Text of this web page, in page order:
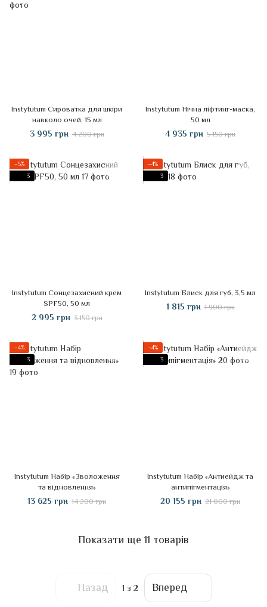
Instytutum Сироватка для шкіри
навколо очей, 15 мл
3 995 грн 4 200 грн
Instytutum Нічна ліфтинг-маска,
50 мл
4 935 грн 5 150 грн
−5%
3
Instytutum Сонцезахисний крем
SPF50, 50 мл
2 995 грн 3 150 грн
−4%
3
Instytutum Блиск для губ, 3,5 мл
1 815 грн 1 900 грн
−4%
3
Instytutum Набір «Зволоження
та відновлення»
13 625 грн 14 200 грн
−4%
3
Instytutum Набір «Антиейдж та
антипігментація»
20 155 грн 21 000 грн
Показати ще 11 товарів
Назад 1 з 2 Вперед